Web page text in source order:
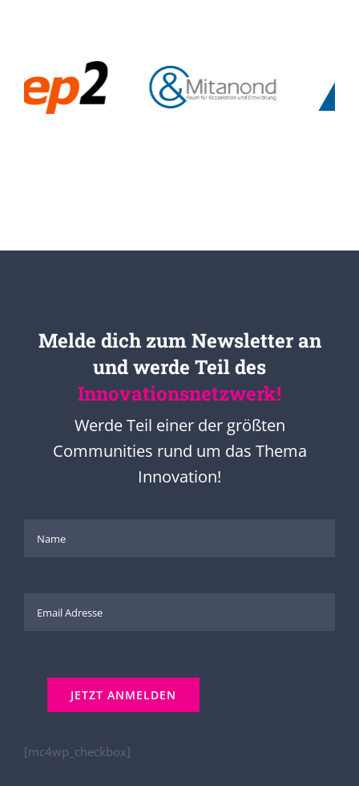
Melde dich zum Newsletter an
und werde Teil des
Innovationsnetzwerk!
Werde Teil einer der größten
Communities rund um das Thema
Innovation!
[mc4wp_checkbox]